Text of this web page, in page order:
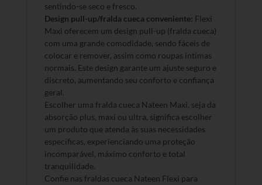
sentindo-se seco e fresco.
Design pull-up/fralda cueca conveniente: Flexi
Maxi oferecem um design pull-up (fralda cueca)
com uma grande comodidade, sendo fáceis de
colocar e remover, assim como roupas íntimas
normais. Este design garante um ajuste seguro e
discreto, aumentando seu conforto e confiança
geral.
Escolher uma fralda cueca Nateen Maxi, seja da
absorção plus, maxi ou ultra, significa escolher
um produto que atenda às suas necessidades
específicas, experienciando uma proteção
incomparável, máximo conforto e total
tranquilidade.
Confie nas fraldas cueca Nateen Flexi para